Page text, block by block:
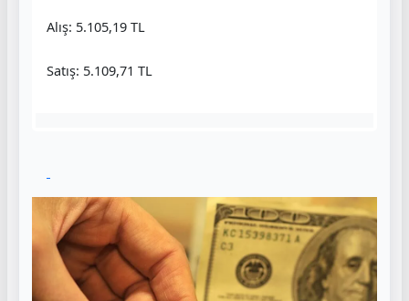
Alış: 5.105,19 TL
Satış: 5.109,71 TL